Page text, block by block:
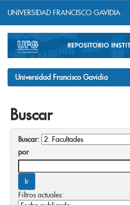
navigation
UNIVERSIDAD FRANCISCO GAVIDIA
Universidad Francisco Gavidia
Buscar
Buscar:
por
Filtros actuales: